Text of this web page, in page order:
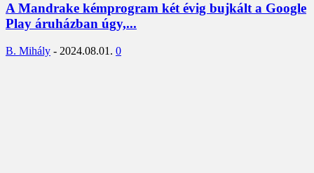
A Mandrake kémprogram két évig bujkált a Google
Play áruházban úgy,...
B. Mihály - 2024.08.01. 0